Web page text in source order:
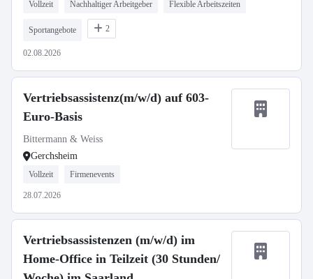
Vollzeit Nachhaltiger Arbeitgeber Flexible Arbeitszeiten
Sportangebote 2
02.08.2026
Vertriebsassistenz(m/w/d) auf 603-
Euro-Basis
Bittermann & Weiss
Gerchsheim
Vollzeit Firmenevents
28.07.2026
Vertriebsassistenzen (m/w/d) im
Home-Office in Teilzeit (30 Stunden/